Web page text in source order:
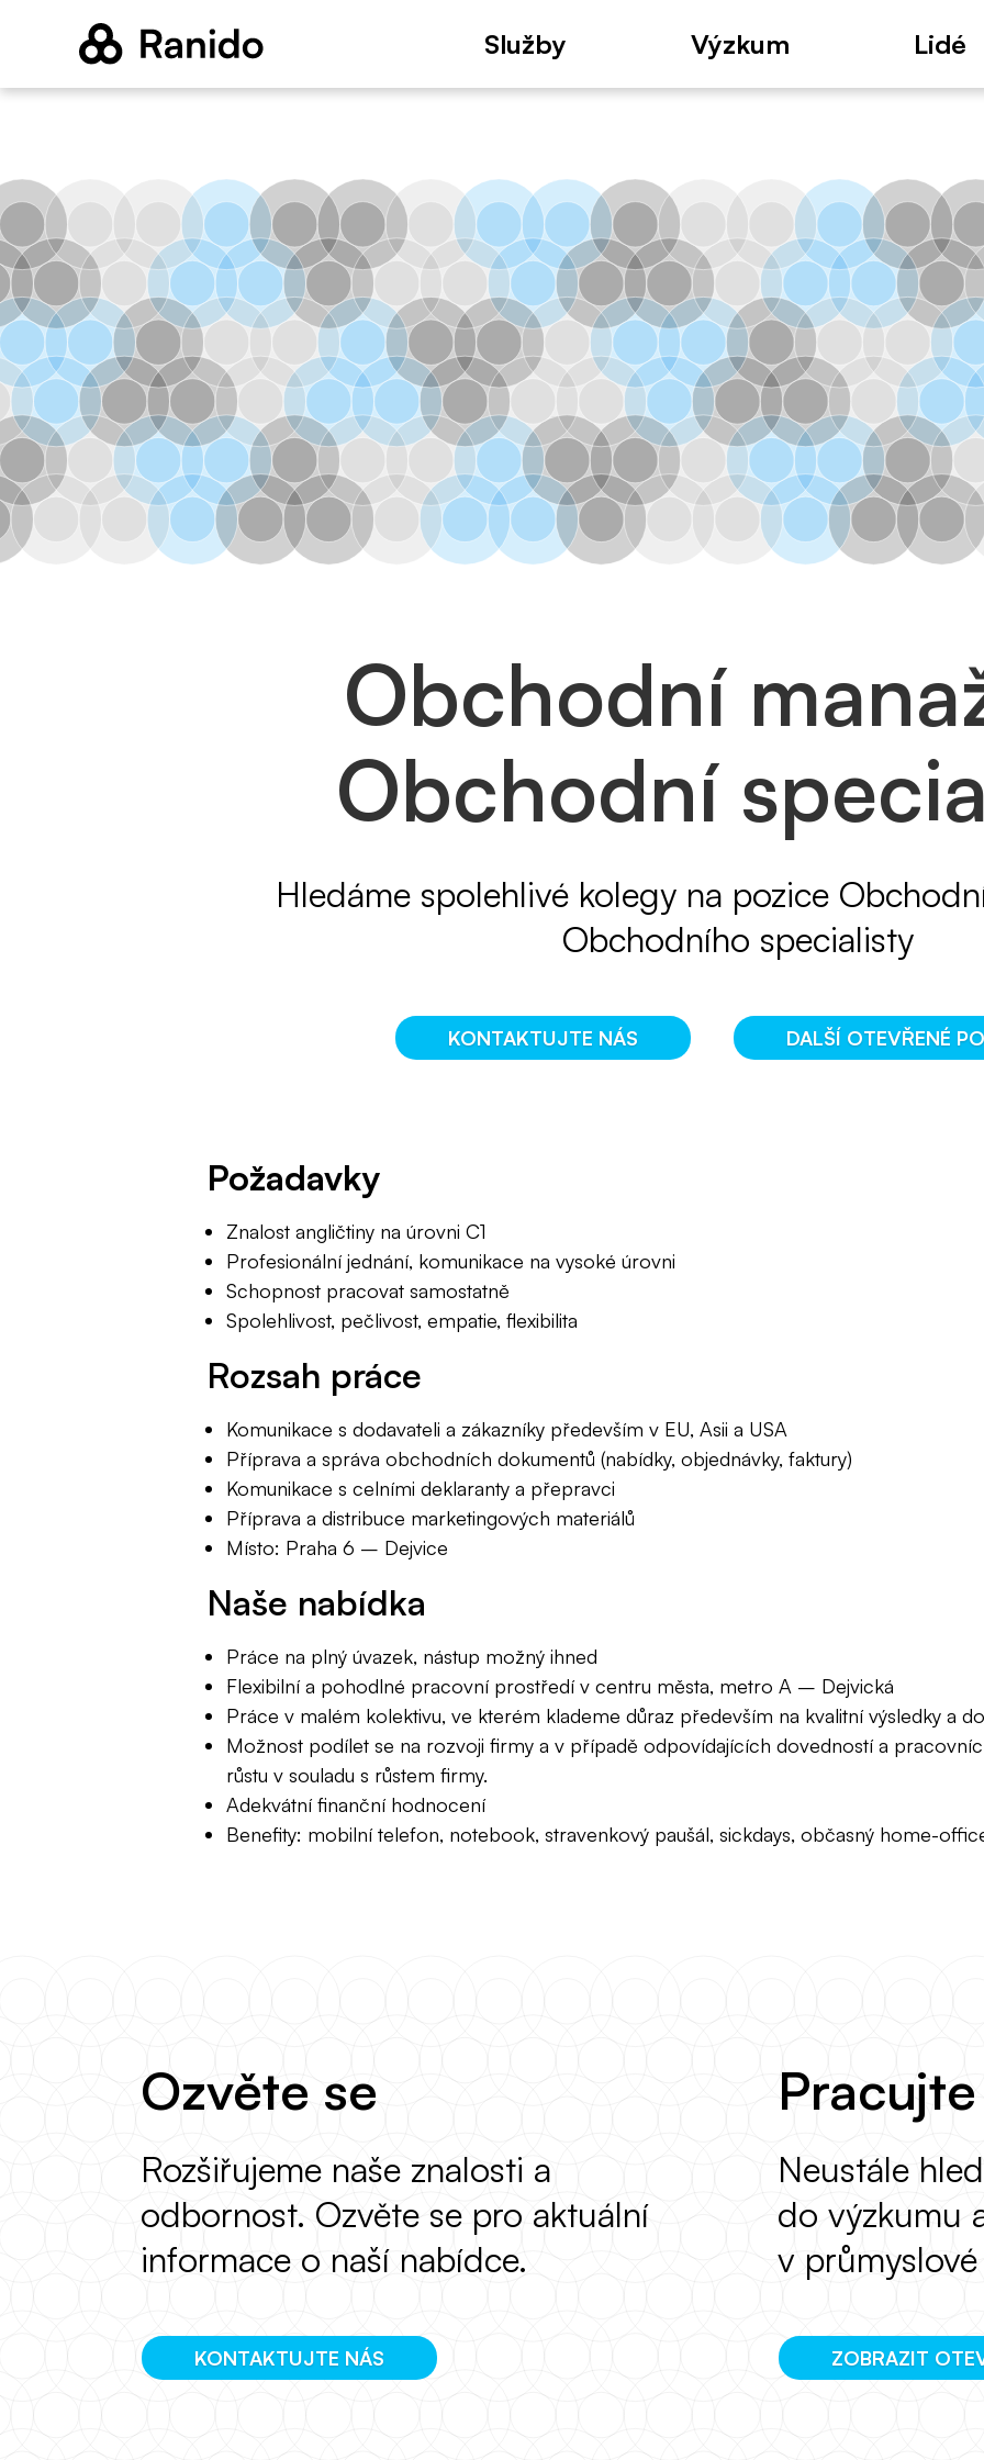
Služby Výzkum Lidé
Obchodní
Obchodní
Hledáme spolehlivé kolegy na pozice
Obchodního specialisty
KONTAKTUJTE NÁS DALŠÍ OTEVŘENÉ
Požadavky
Znalost angličtiny na úrovni C1
Profesionální jednání, komunikace na vysoké úrovni
Schopnost pracovat samostatně
Spolehlivost, pečlivost, empatie, flexibilita
Rozsah práce
Komunikace s dodavateli a zákazníky především v EU, Asii a USA
Příprava a správa obchodních dokumentů (nabídky, objednávky, faktury)
Komunikace s celními deklaranty a přepravci
Příprava a distribuce marketingových materiálů
Místo: Praha 6 – Dejvice
Naše nabídka
Práce na plný úvazek, nástup možný ihned
Flexibilní a pohodlné pracovní prostředí v centru města, metro A – Dejvická
Práce v malém kolektivu, ve kterém klademe důraz především na kvalitní výsledky a
Možnost podílet se na rozvoji firmy a v případě odpovídajících dovedností a
růstu v souladu s růstem firmy.
Adekvátní finanční hodnocení
Benefity: mobilní telefon, notebook, stravenkový paušál, sickdays, občasný home-
Ozvěte se
Rozšiřujeme naše znalosti a
odbornost. Ozvěte se pro aktuální
informace o naší nabídce.
KONTAKTUJTE NÁS
Neustále
do výzkumu
v
ZOBRAZIT